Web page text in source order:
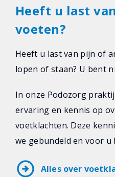
Heeft u last
voeten?
Heeft u last van pijn of
lopen of staan? U bent
In onze Podozorg
ervaring en kennis op
voetklachten. Deze
we gebundeld en voor u
arrow_circle_right Alles over